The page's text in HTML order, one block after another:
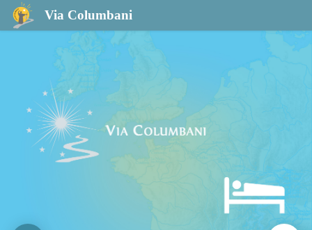
Via Columbani
Le gîte de Chez Nous a Haute-Kontz